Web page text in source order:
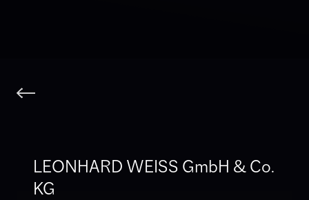
LEONHARD WEISS GmbH & Co.
KG